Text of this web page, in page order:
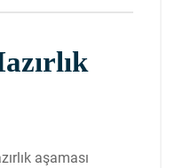
aşaması